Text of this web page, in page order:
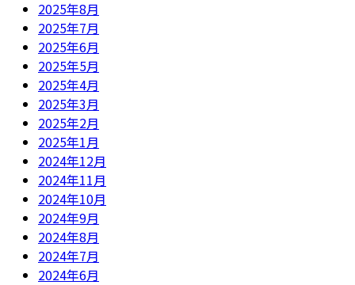
2025年8月
2025年7月
2025年6月
2025年5月
2025年4月
2025年3月
2025年2月
2025年1月
2024年12月
2024年11月
2024年10月
2024年9月
2024年8月
2024年7月
2024年6月